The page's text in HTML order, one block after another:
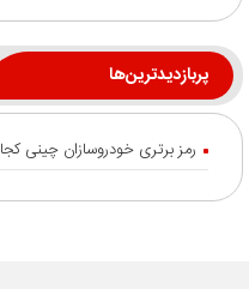
پربازدیدترین‌ها
رمز برتری خودروسازان چینی